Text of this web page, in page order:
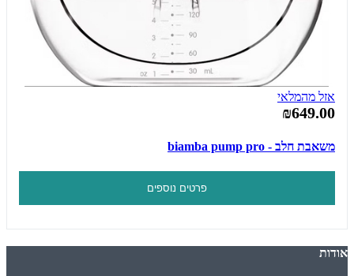
אזל מהמלאי
₪649.00
משאבת חלב - biamba pump pro
פרטים נוספים
אודות